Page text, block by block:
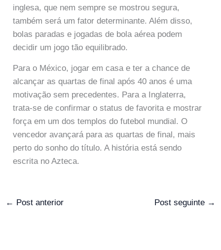
inglesa, que nem sempre se mostrou segura,
também será um fator determinante. Além disso,
bolas paradas e jogadas de bola aérea podem
decidir um jogo tão equilibrado.
Para o México, jogar em casa e ter a chance de
alcançar as quartas de final após 40 anos é uma
motivação sem precedentes. Para a Inglaterra,
trata-se de confirmar o status de favorita e mostrar
força em um dos templos do futebol mundial. O
vencedor avançará para as quartas de final, mais
perto do sonho do título. A história está sendo
escrita no Azteca.
← Post anterior Post seguinte →